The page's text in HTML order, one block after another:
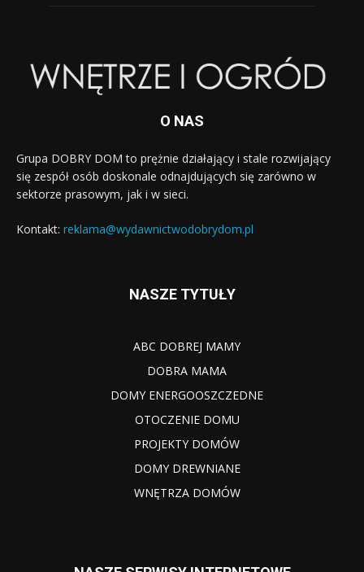
O NAS
Grupa DOBRY DOM to prężnie działający i stale rozwijający
się zespół osób doskonale odnajdujących się zarówno w
sektorze prasowym, jak i w sieci.
Kontakt: reklama@wydawnictwodobrydom.pl
NASZE TYTUŁY
ABC DOBREJ MAMY
DOBRA MAMA
DOMY ENERGOOSZCZEDNE
OTOCZENIE DOMU
PROJEKTY DOMÓW
DOMY DREWNIANE
WNĘTRZA DOMÓW